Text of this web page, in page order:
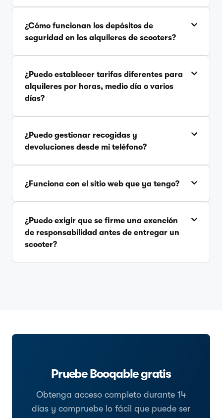
¿Cómo funcionan los depósitos de
seguridad en los alquileres de scooters?
¿Puedo establecer tarifas diferentes para
alquileres por horas, medio día o varios
días?
¿Puedo gestionar recogidas y
devoluciones desde mi teléfono?
¿Funciona con el sitio web que ya tengo?
¿Puedo exigir que se firme una exención
de responsabilidad antes de entregar un
scooter?
Pruebe Booqable gratis
Obtenga acceso completo durante 14
días y compruebe lo fácil que puede ser